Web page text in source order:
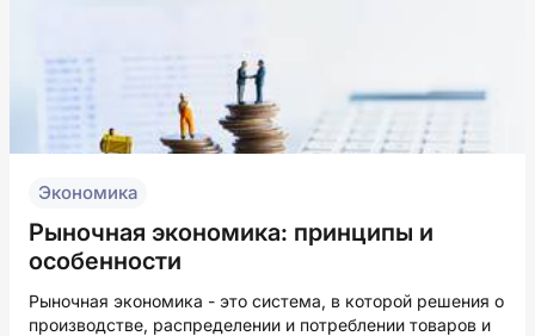
Экономика
Рыночная экономика: принципы и
особенности
Рыночная экономика - это система, в которой решения о
производстве, распределении и потреблении товаров и